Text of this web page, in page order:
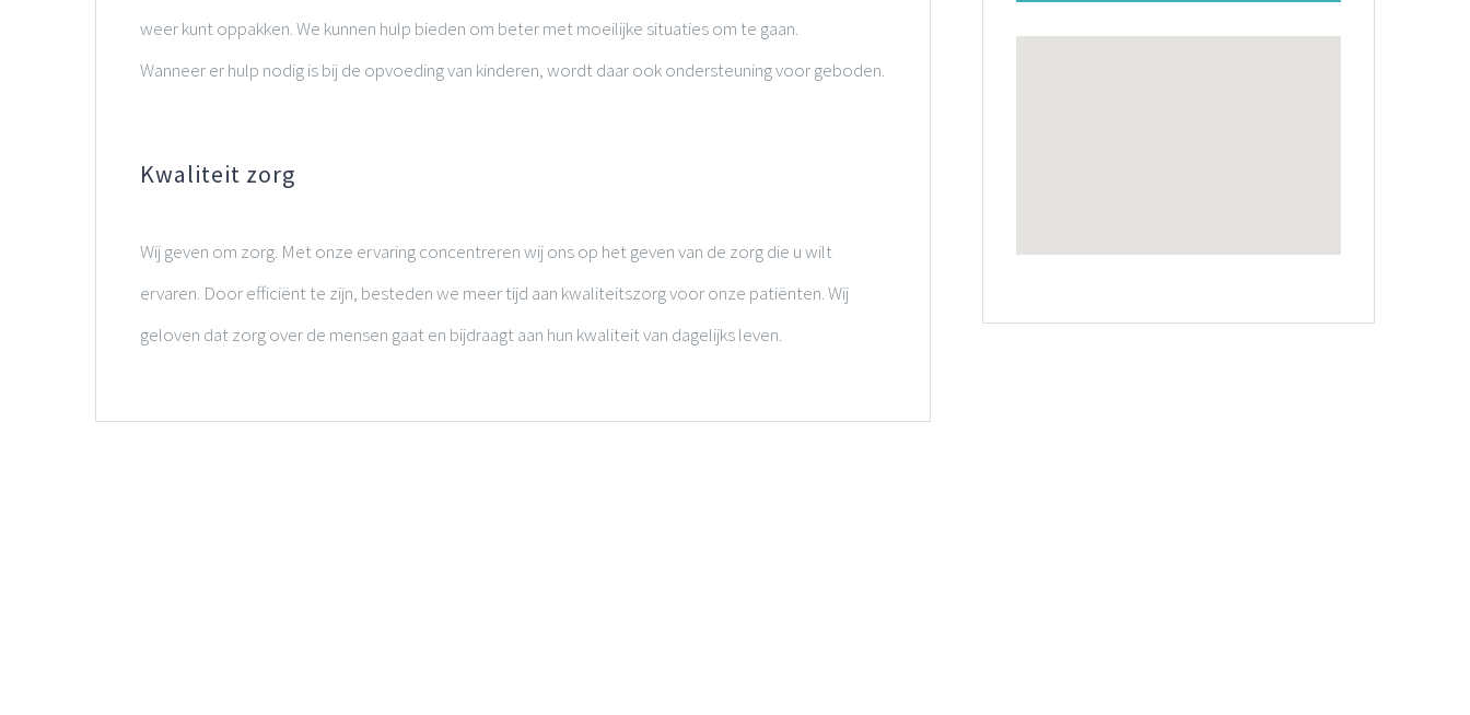
weer kunt oppakken. We kunnen hulp bieden om beter met moeilijke situaties om te gaan.
Wanneer er hulp nodig is bij de opvoeding van kinderen, wordt daar ook ondersteuning voor geboden.
Kwaliteit zorg
Wij geven om zorg. Met onze ervaring concentreren wij ons op het geven van de zorg die u wilt
ervaren. Door efficiënt te zijn, besteden we meer tijd aan kwaliteitszorg voor onze patiënten. Wij
geloven dat zorg over de mensen gaat en bijdraagt aan hun kwaliteit van dagelijks leven.